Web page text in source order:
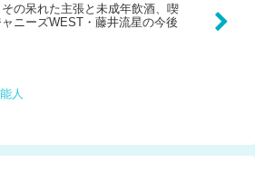
の呆れた主張と未成年飲酒、喫
ニーズWEST・藤井流星の今後
人